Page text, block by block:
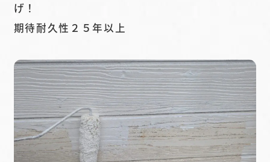
げ！
期待耐久性２５年以上